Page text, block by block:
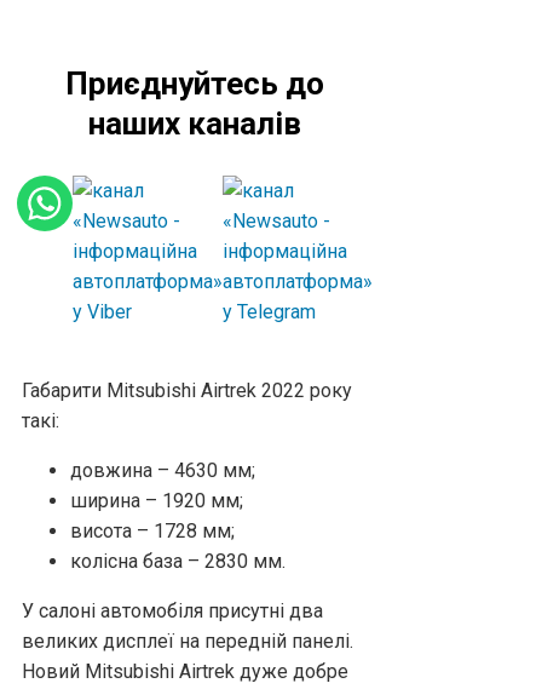
Приєднуйтесь до
наших каналів
Габарити Mitsubishi Airtrek 2022 року
такі:
довжина – 4630 мм;
ширина – 1920 мм;
висота – 1728 мм;
колісна база – 2830 мм.
У салоні автомобіля присутні два
великих дисплеї на передній панелі.
Новий Mitsubishi Airtrek дуже добре